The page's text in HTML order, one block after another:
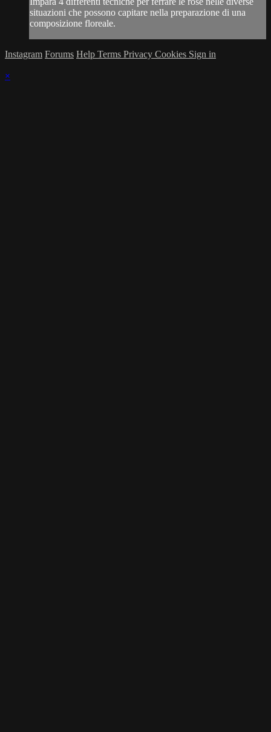
situazioni che possono capitare nella preparazione di una
composizione floreale.
Instagram Forums Help Terms Privacy Cookies Sign in
×